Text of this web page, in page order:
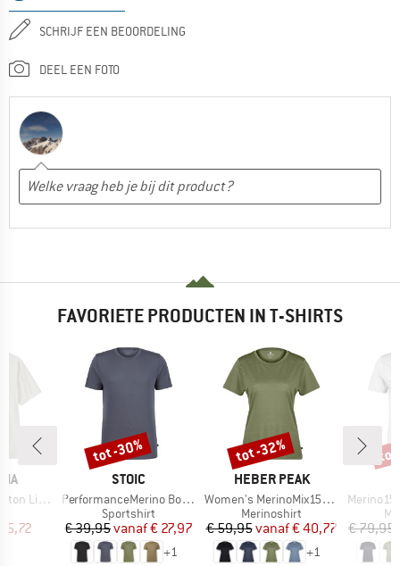
SCHRIJF EEN BEOORDELING
DEEL EEN FOTO
FAVORIETE PRODUCTEN IN T-SHIRTS
Pocket Tee
prijs
MERK
STOIC
Artikel
PerformanceMerino BorgholmSt. T-Shirt
Productgroep
Sportshirt
Prijs
€ 39,95 Verlaagde prijs
vanaf€ 27,97
+1
Korting
tot -30%
MERK
HEBER PEAK
Artikel
Women's MerinoMix150 PineconeHe. II T-Shirt
Productgroep
Merinoshirt
Prijs
€ 59,95 Verlaagde prijs
vanaf€ 40,77
+1
Korting
tot -32%
Artikel
Merino155
€ 79,95